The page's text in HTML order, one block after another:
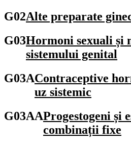
G02Alte preparate
G03Hormoni sexuali și
sistemului genital
G03AContraceptive
uz sistemic
G03AAProgestogeni și
combinații fixe